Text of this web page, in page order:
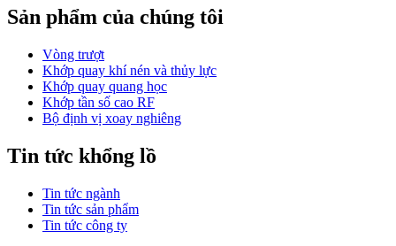
Sản phẩm của chúng tôi
Vòng trượt
Khớp quay khí nén và thủy lực
Khớp quay quang học
Khớp tần số cao RF
Bộ định vị xoay nghiêng
Tin tức khổng lồ
Tin tức ngành
Tin tức sản phẩm
Tin tức công ty